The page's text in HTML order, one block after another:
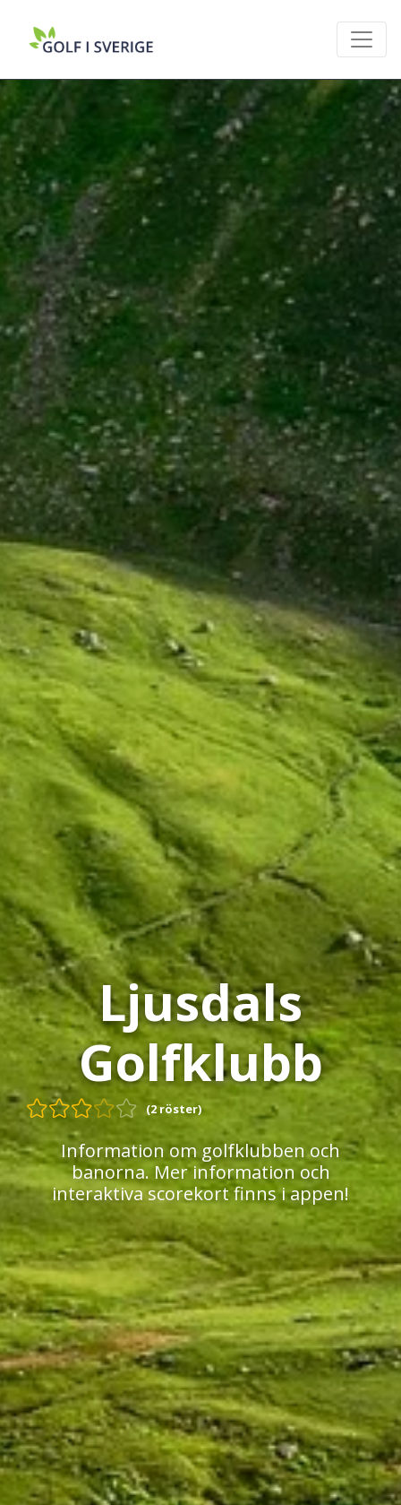
Ljusdals
Golfklubb
(2 röster)
Information om golfklubben och
banorna. Mer information och
interaktiva scorekort finns i appen!